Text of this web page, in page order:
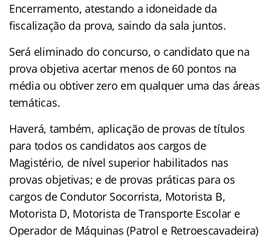
Encerramento, atestando a idoneidade da
fiscalização da prova, saindo da sala juntos.
Será eliminado do concurso, o candidato que na
prova objetiva acertar menos de 60 pontos na
média ou obtiver zero em qualquer uma das áreas
temáticas.
Haverá, também, aplicação de provas de títulos
para todos os candidatos aos cargos de
Magistério, de nível superior habilitados nas
provas objetivas; e de provas práticas para os
cargos de Condutor Socorrista, Motorista B,
Motorista D, Motorista de Transporte Escolar e
Operador de Máquinas (Patrol e Retroescavadeira)